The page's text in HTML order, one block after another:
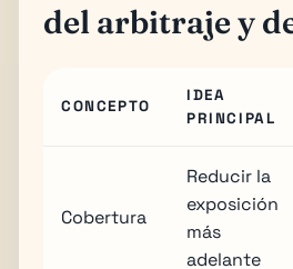
del arbitraje y
CONCEPTO
IDEA
PRINCIPAL
Cobertura
Reducir la
exposición
más
adelante